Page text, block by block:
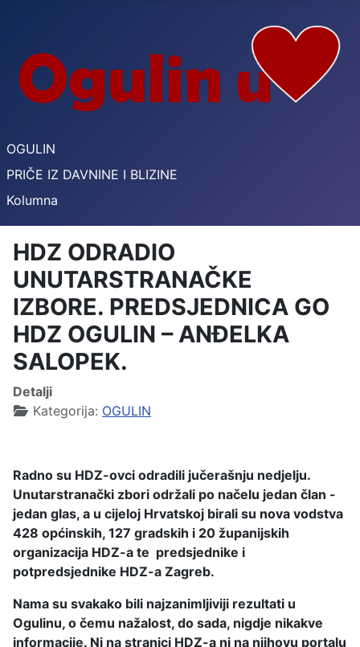
OGULIN
PRIČE IZ DAVNINE I BLIZINE
Kolumna
HDZ ODRADIO
UNUTARSTRANAČKE
IZBORE. PREDSJEDNICA GO
HDZ OGULIN – ANĐELKA
SALOPEK.
Detalji
Kategorija: OGULIN
Radno su HDZ-ovci odradili jučerašnju nedjelju.
Unutarstranački zbori održali po načelu jedan član -
jedan glas, a u cijeloj Hrvatskoj birali su nova vodstva
428 općinskih, 127 gradskih i 20 županijskih
organizacija HDZ-a te predsjednike i
potpredsjednike HDZ-a Zagreb.
Nama su svakako bili najzanimljiviji rezultati u
Ogulinu, o čemu nažalost, do sada, nigdje nikakve
informacije. Ni na stranici HDZ-a ni na njihovu portalu